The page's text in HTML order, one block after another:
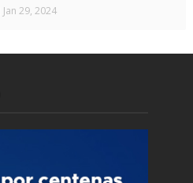
Jan 29, 2024